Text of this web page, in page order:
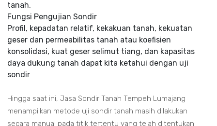
tanah.
Fungsi Pengujian Sondir
Profil, kepadatan relatif, kekakuan tanah, kekuatan
geser dan permeabilitas tanah atau koefisien
konsolidasi, kuat geser selimut tiang, dan kapasitas
daya dukung tanah dapat kita ketahui dengan uji
sondir
Hingga saat ini, Jasa Sondir Tanah Tempeh Lumajang
menampilkan metode uji sondir tanah masih dilakukan
secara manual pada titik tertentu yang telah ditentukan